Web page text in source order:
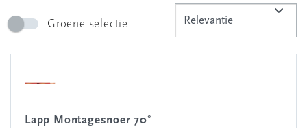
Groene selectie
Lapp Montagesnoer 70°